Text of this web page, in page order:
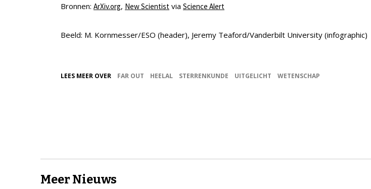
Bronnen: ArXiv.org, New Scientist via Science Alert
Beeld: M. Kornmesser/ESO (header), Jeremy Teaford/Vanderbilt University (infographic)
LEES MEER OVER FAR OUT HEELAL STERRENKUNDE UITGELICHT WETENSCHAP
Meer Nieuws